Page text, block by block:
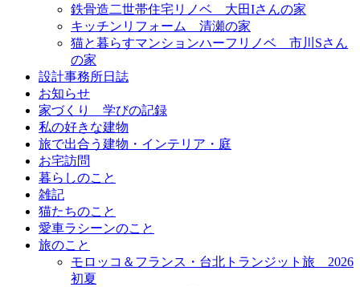
鉄骨造二世帯住宅リノベ＿大田Iさんの家
キッチンリフォーム＿清瀬の家
猫と暮らすマンションハーフリノベ＿市川Sさん
の家
設計事務所日誌
お知らせ
家づくり 学びの記録
私の好きな建物
旅で出合う建物・インテリア・庭
お宅訪問
暮らしのこと
雑記
猫たちのこと
愛車ラシーンのこと
旅のこと
モロッコ＆フランス・台北トランジット旅＿2026
初夏